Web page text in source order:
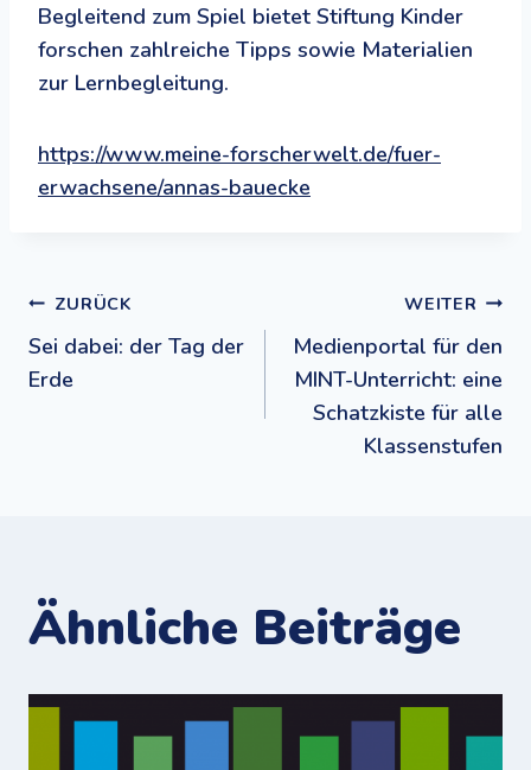
Begleitend zum Spiel bietet Stiftung Kinder
forschen zahlreiche Tipps sowie Materialien
zur Lernbegleitung.
https://www.meine-forscherwelt.de/fuer-
erwachsene/annas-bauecke
Beitragsnavigation
ZURÜCK
Sei dabei: der Tag der
Erde
WEITER
Medienportal für den
MINT-Unterricht: eine
Schatzkiste für alle
Klassenstufen
Ähnliche Beiträge